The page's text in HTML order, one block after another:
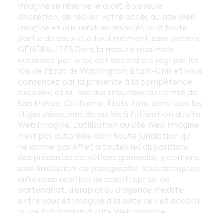
Imagine se réserve le droit, à sa seule
discrétion, de résilier votre accès au site Web
Imagine et aux services associés ou à toute
partie de ceux-ci à tout moment, sans préavis.
GÉNÉRALITÉS Dans la mesure maximale
autorisée par la loi, cet accord est régi par les
lois de l'État de Washington, États-Unis et vous
consentez par la présente à la compétence
exclusive et au lieu des tribunaux du comté de
San Mateo, Californie, États-Unis, dans tous les
litiges découlant de ou liés à l'utilisation du site
Web Imagine. L'utilisation du site Web Imagine
n'est pas autorisée dans toute juridiction qui
ne donne pas effet à toutes les dispositions
des présentes conditions générales, y compris,
sans limitation, ce paragraphe. Vous acceptez
qu'aucune relation de coentreprise, de
partenariat, d'emploi ou d'agence n'existe
entre vous et Imagine à la suite de cet accord